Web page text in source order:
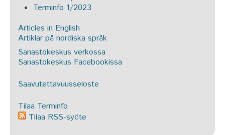
Terminfo 1/2023
Articles in English
Artiklar på nordiska språk
Sanastokeskus verkossa
Sanastokeskus Facebookissa
Saavutettavuusseloste
Tilaa Terminfo
Tilaa RSS-syöte